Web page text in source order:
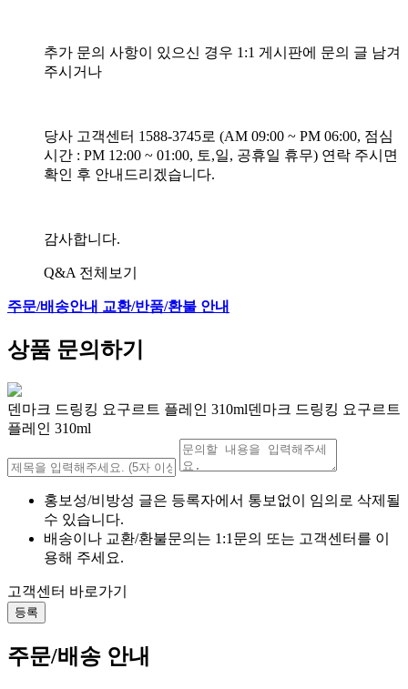
추가 문의 사항이 있으신 경우 1:1 게시판에 문의 글 남겨
주시거나
당사 고객센터 1588-3745로 (AM 09:00 ~ PM 06:00, 점심
시간 : PM 12:00 ~ 01:00, 토,일, 공휴일 휴무) 연락 주시면
확인 후 안내드리겠습니다.
감사합니다.
Q&A 전체보기
주문/배송안내 교환/반품/환불 안내
상품 문의하기
덴마크 드링킹 요구르트 플레인 310ml덴마크 드링킹 요구르트
플레인 310ml
홍보성/비방성 글은 등록자에서 통보없이 임의로 삭제될
수 있습니다.
배송이나 교환/환불문의는 1:1문의 또는 고객센터를 이
용해 주세요.
고객센터 바로가기
등록
주문/배송 안내